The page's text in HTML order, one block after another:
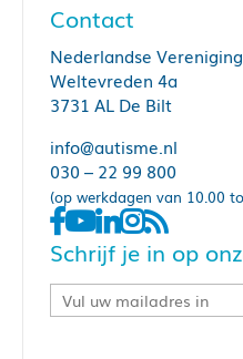
Contact
Nederlandse
Weltevreden 4a
3731 AL De Bilt
info@autisme.nl
030 – 22 99 800
(op werkdagen van 10.00
Schrijf je in op